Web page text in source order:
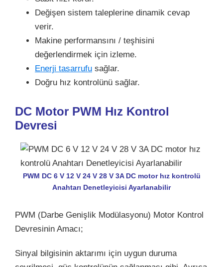
Değişen sistem taleplerine dinamik cevap
verir.
Makine performansını / teşhisini
değerlendirmek için izleme.
Enerji tasarrufu sağlar.
Doğru hız kontrolünü sağlar.
DC Motor PWM Hız Kontrol
Devresi
PWM DC 6 V 12 V 24 V 28 V 3A DC motor hız kontrolü
Anahtarı Denetleyicisi Ayarlanabilir
PWM (Darbe Genişlik Modülasyonu) Motor Kontrol
Devresinin Amacı;
Sinyal bilgisinin aktarımı için uygun duruma